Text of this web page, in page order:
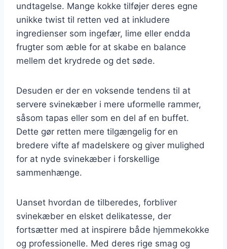
undtagelse. Mange kokke tilføjer deres egne
unikke twist til retten ved at inkludere
ingredienser som ingefær, lime eller endda
frugter som æble for at skabe en balance
mellem det krydrede og det søde.
Desuden er der en voksende tendens til at
servere svinekæber i mere uformelle rammer,
såsom tapas eller som en del af en buffet.
Dette gør retten mere tilgængelig for en
bredere vifte af madelskere og giver mulighed
for at nyde svinekæber i forskellige
sammenhænge.
Uanset hvordan de tilberedes, forbliver
svinekæber en elsket delikatesse, der
fortsætter med at inspirere både hjemmekokke
og professionelle. Med deres rige smag og